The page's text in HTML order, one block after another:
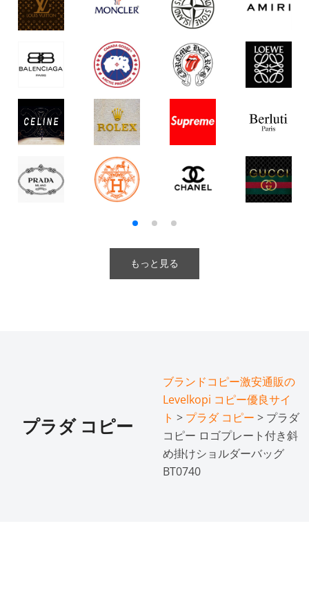
もっと見る
プラダ コピー
ブランドコピー激安通販の
Levelkopi コピー優良サイ
ト > プラダ コピー > プラダ
コピー ロゴプレート付き斜
め掛けショルダーバッグ
BT0740